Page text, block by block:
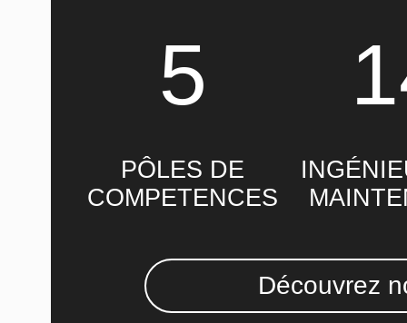
Découvrez
5
PÔLES DE
COMPETENCES